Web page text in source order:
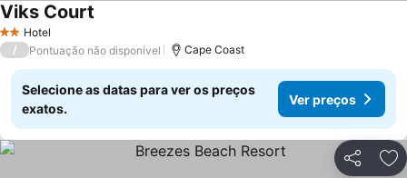
2 Estrelas
Hotel
Viks Court
/ Pontuação não disponível Cape Coast
Selecione as datas para ver os preços
exatos.
Ver preços
Partilhar